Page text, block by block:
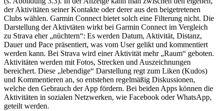
der Aktivitäten seiner Kontakte oder derer aus den beigetretenen
Clubs wählen. Garmin Connect bietet solch eine Filterung nicht. Die
Darstellung der Aktivtäten wirkt bei Garmin Connect im Vergleich
zu Strava eher „nüchtern“: Es werden Datum, Aktivität, Distanz,
Dauer und Pace präsentiert, was vom User gelikt und kommentiert
werden kann. Bei Strava wird einer Aktivität mehr „Raum“ geboten.
Aktivitäten werden mit Fotos, Strecken und Auszeichnungen
bereichert. Diese „lebendige“ Darstellung regt zum Liken (Kudos)
und Kommentieren an, so entstehen regelmäßig Diskussionen,
welche den Gebrauch der App fördern. Bei beiden Apps können die
Aktivitäten in sozialen Netzwerken, wie Facebook oder WhatsApp,
geteilt werden.